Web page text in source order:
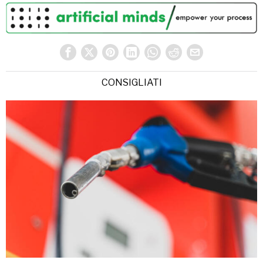
CONSIGLIATI